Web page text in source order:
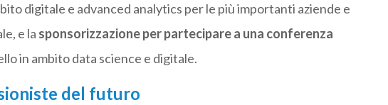
digitale e advanced analytics per le più importanti aziende e
e la sponsorizzazione per partecipare a una conferenza
in ambito data science e digitale.
del futuro